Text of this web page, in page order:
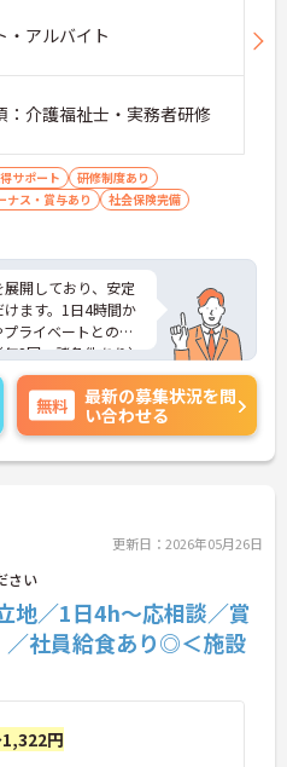
・アルバイト
介護福祉士・実務者研修
サポート
研修制度あり
ナス・賞与あり
社会保険完備
開しており、安定
ます。1日4時間か
ライベートとの両
2回、諸条件あり）
張りがしっかりと
1日1食）や、育休
付金+（プラス）
支援制度（最大10万
ています。社内研
り、スキルアップ
興味のある方に
に詳細をお話しし
！
無料
最新の募集状況を問
い合わせる
更新日：2026年05月26日
さい
地／1日4h～応相談／賞
／社員給食あり◎＜施設
円